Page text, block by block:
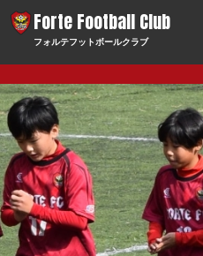
Forte Football Club
フォルテフットボールクラブ